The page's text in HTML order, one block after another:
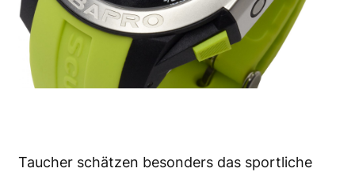
Taucher schätzen besonders das sportliche